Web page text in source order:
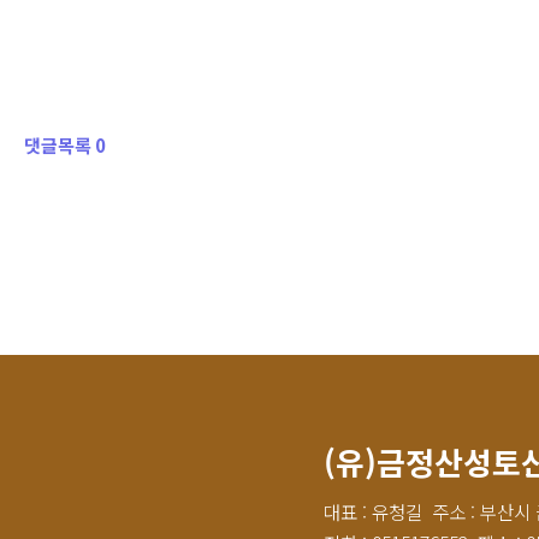
댓글목록 0
(유)금정산성토
대표 : 유청길 주소 : 부산시